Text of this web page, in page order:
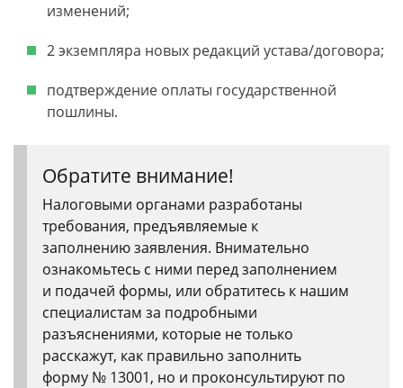
изменений;
2 экземпляра новых редакций устава/договора;
подтверждение оплаты государственной
пошлины.
Обратите внимание!
Налоговыми органами разработаны
требования, предъявляемые к
заполнению заявления. Внимательно
ознакомьтесь с ними перед заполнением
и подачей формы, или обратитесь к нашим
специалистам за подробными
разъяснениями, которые не только
расскажут, как правильно заполнить
форму № 13001, но и проконсультируют по